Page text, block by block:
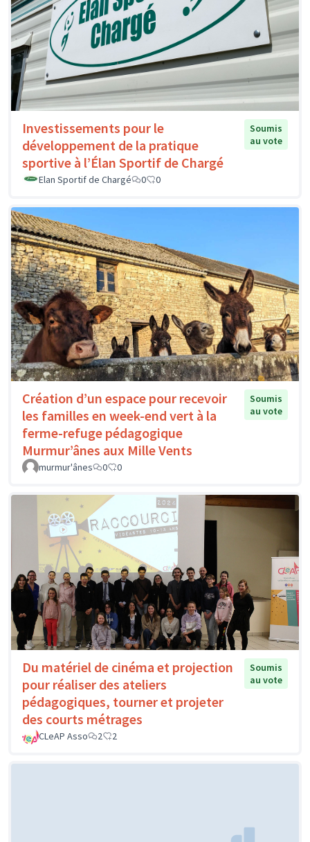
Investissements pour le
développement de la pratique
sportive à l’Élan Sportif de Chargé
Soumis
au vote
Elan Sportif de Chargé 0 0
Création d’un espace pour recevoir
les familles en week-end vert à la
ferme-refuge pédagogique
Murmur’ânes aux Mille Vents
Soumis
au vote
murmur'ânes 0 0
Du matériel de cinéma et projection
pour réaliser des ateliers
pédagogiques, tourner et projeter
des courts métrages
Soumis
au vote
CLeAP Asso 2 2